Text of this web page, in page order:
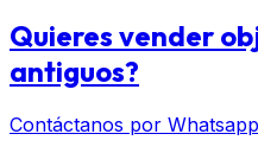
Quieres vender
antiguos?
Contáctanos por